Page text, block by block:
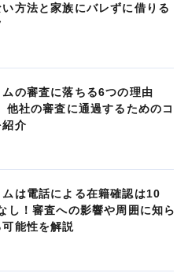
い方法と家族にバレずに借りる
ムの審査に落ちる6つの理由
他社の審査に通過するためのコ
紹介
ムは電話による在籍確認は10
し！審査への影響や周囲に知ら
可能性を解説